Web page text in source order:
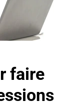
faire